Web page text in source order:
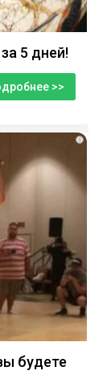
5 дней!
>>
i
будете